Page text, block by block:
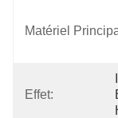
Matériel
Effet: